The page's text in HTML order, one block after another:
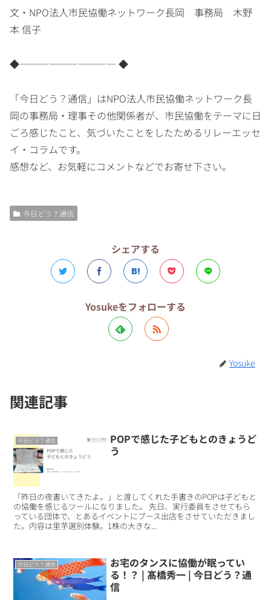
文・NPO法人市民協働ネットワーク長岡 事務局 木野
本 信子
◆―――――――――― ◆
「今日どう？通信」はNPO法人市民協働ネットワーク長
岡の事務局・理事その他関係者が、市民協働をテーマに日
ごろ感じたこと、気づいたことをしたためるリレーエッセ
イ・コラムです。
感想など、お気軽にコメントなどでお寄せ下さい。
今日どう？通信
シェアする
Yosukeをフォローする
Yosuke
関連記事
今日どう？通信
POPで感じた子どもとのきょうど
う
「昨日の夜書いてきたよ。」と渡してくれた手書きのPOPは子どもと
の協働を感じるツールになりました。 先日、実行委員をさせてもら
っている団体で、とあるイベントにブース出店をさせていただきまし
た。内容は里芋選別体験。1株の大きな...
今日どう？通信
お宅のタンスに協働が眠ってい
る！？ | 髙橋秀一 | 今日どう？通
信